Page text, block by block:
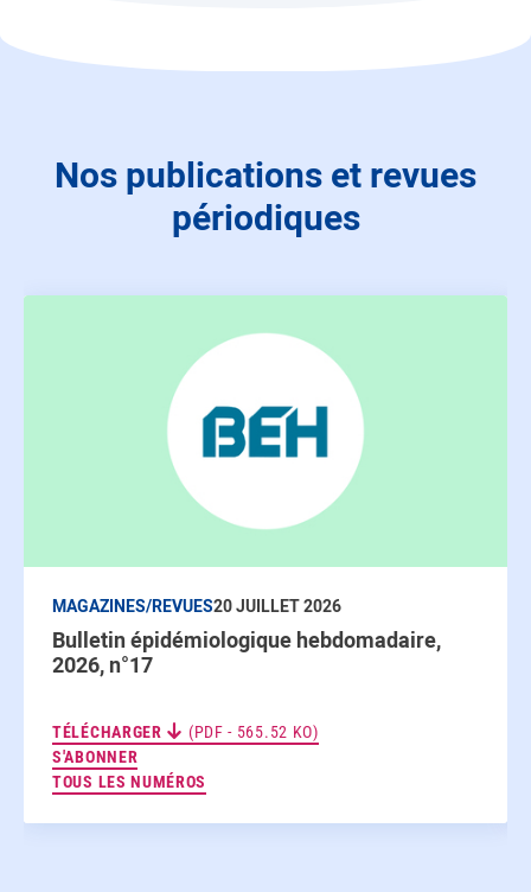
Nos publications et revues
périodiques
MAGAZINES/REVUES20 JUILLET 2026
Bulletin épidémiologique hebdomadaire,
2026, n°17
TÉLÉCHARGER
(PDF - 565.52 KO)
S'ABONNERAUX NEWSLETTERS
TOUS LES NUMÉROS